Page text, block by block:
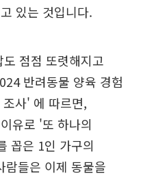
있는 것입니다.
점점 또렷해지고
반려동물 양육 경험
사' 에 따르면,
유로 '또 하나의
꼽은 1인 가구의
람들은 이제 동물을